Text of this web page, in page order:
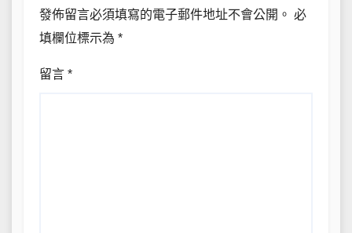
發佈留言必須填寫的電子郵件地址不會公開。 必
填欄位標示為 *
留言 *